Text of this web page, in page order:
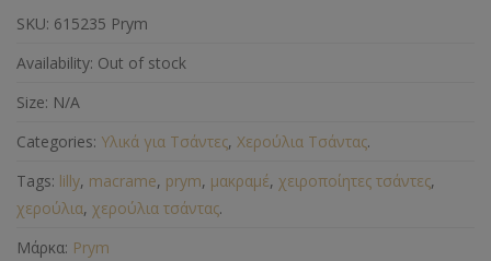
SKU: 615235 Prym
Availability: Out of stock
Size: N/A
Categories: Υλικά για Τσάντες, Χερούλια Τσάντας.
Tags: lilly, macrame, prym, μακραμέ, χειροποίητες τσάντες,
χερούλια, χερούλια τσάντας.
Μάρκα: Prym